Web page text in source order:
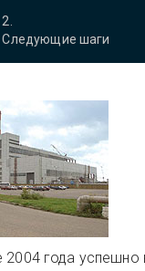
2
Следующие шаги
2004 года